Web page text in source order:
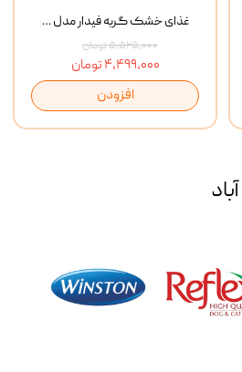
غذای خشک گربه فیدار مدل Adult وزن 10 کیلوگرم
۵,۵۲۵,۰۰۰ تومان
۴,۴۹۹,۰۰۰ تومان
افزودن